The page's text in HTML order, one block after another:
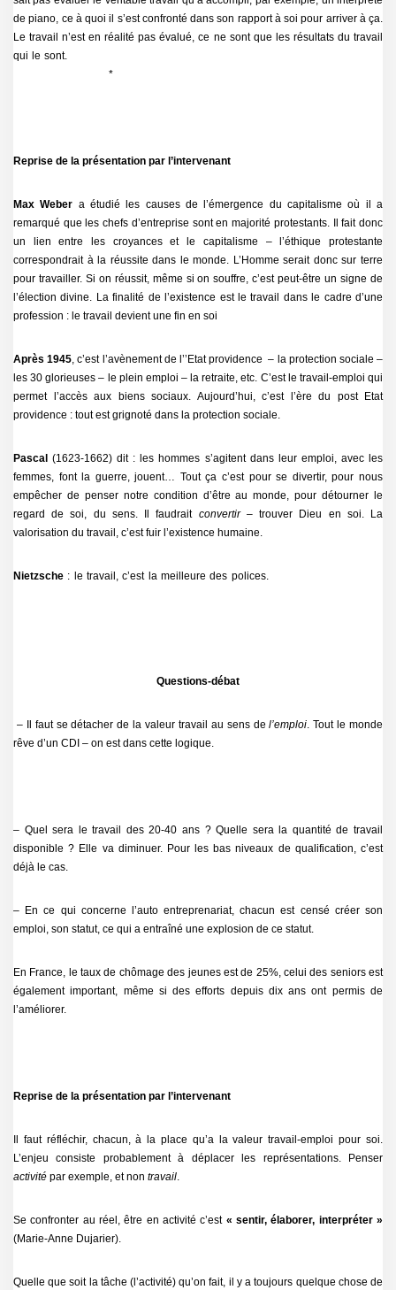
de piano, ce à quoi il s’est confronté dans son rapport à soi pour arriver à ça.
Le travail n’est en réalité pas évalué, ce ne sont que les résultats du travail
qui le sont.
*
Reprise de la présentation par l’intervenant
Max Weber a étudié les causes de l’émergence du capitalisme où il a
remarqué que les chefs d’entreprise sont en majorité protestants. Il fait donc
un lien entre les croyances et le capitalisme – l’éthique protestante
correspondrait à la réussite dans le monde. L’Homme serait donc sur terre
pour travailler. Si on réussit, même si on souffre, c’est peut-être un signe de
l’élection divine. La finalité de l’existence est le travail dans le cadre d’une
profession : le travail devient une fin en soi
Après 1945, c’est l’avènement de l’’Etat providence – la protection sociale –
les 30 glorieuses – le plein emploi – la retraite, etc. C’est le travail-emploi qui
permet l’accès aux biens sociaux. Aujourd’hui, c’est l’ère du post Etat
providence : tout est grignoté dans la protection sociale.
Pascal(1623-1662) dit : les hommes s’agitent dans leur emploi, avec les
femmes, font la guerre, jouent… Tout ça c’est pour se divertir, pour nous
empêcher de penser notre condition d’être au monde, pour détourner le
regard de soi, du sens. Il faudrait convertir –trouver Dieu en soi. La
valorisation du travail, c’est fuir l’existence humaine.
Nietzsche : le travail, c’est la meilleure des polices.
Questions-débat
– Il faut se détacher de la valeur travail au sens del’emploi. Tout le monde
rêve d’un CDI – on est dans cette logique.
– Quel sera le travail des 20-40 ans ? Quelle sera la quantité de travail
disponible ? Elle va diminuer. Pour les bas niveaux de qualification, c’est
déjà le cas.
– En ce qui concerne l’auto entreprenariat, chacun est censé créer son
emploi, son statut, ce qui a entraîné une explosion de ce statut.
En France, le taux de chômage des jeunes est de 25%, celui des seniors est
également important, même si des efforts depuis dix ans ont permis de
l’améliorer.
Reprise de la présentation par l’intervenant
Il faut réfléchir, chacun, à la place qu’a la valeur travail-emploi pour soi.
L’enjeu consiste probablement à déplacer les représentations. Penser
activité par exemple, et non travail.
Se confronter au réel, être en activité c’est« sentir, élaborer, interpréter »
(Marie-Anne Dujarier).
Quelle que soit la tâche (l’activité) qu’on fait, il y a toujours quelque chose de